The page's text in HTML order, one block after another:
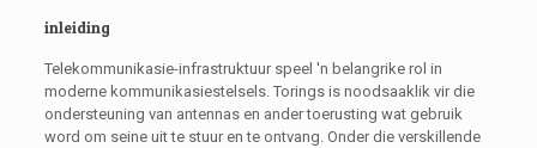
inleiding
Telekommunikasie-infrastruktuur speel 'n belangrike rol in
moderne kommunikasiestelsels. Torings is noodsaaklik vir die
ondersteuning van antennas en ander toerusting wat gebruik
word om seine uit te stuur en te ontvang. Onder die verskillende